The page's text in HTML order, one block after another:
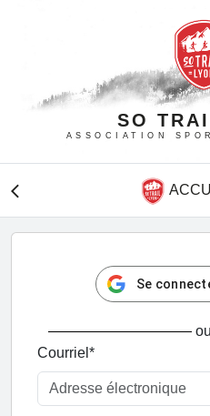
SO
ASSOCIATION
arrow_back_ios
Se
ou
Courriel *